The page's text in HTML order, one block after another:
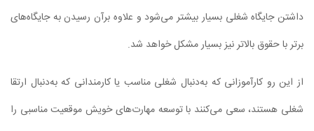
داشتن جایگاه شغلی بسیار بیشتر می‌شود و علاوه برآن رسیدن به جایگاه‌های
برتر با حقوق بالاتر نیز بسیار مشکل خواهد شد.
از این رو کارآموزانی که به‌دنبال شغلی مناسب یا کارمندانی که به‌دنبال ارتقا
شغلی هستند، سعی می‌کنند با توسعه مهارت‌های خویش موقعیت مناسبی را